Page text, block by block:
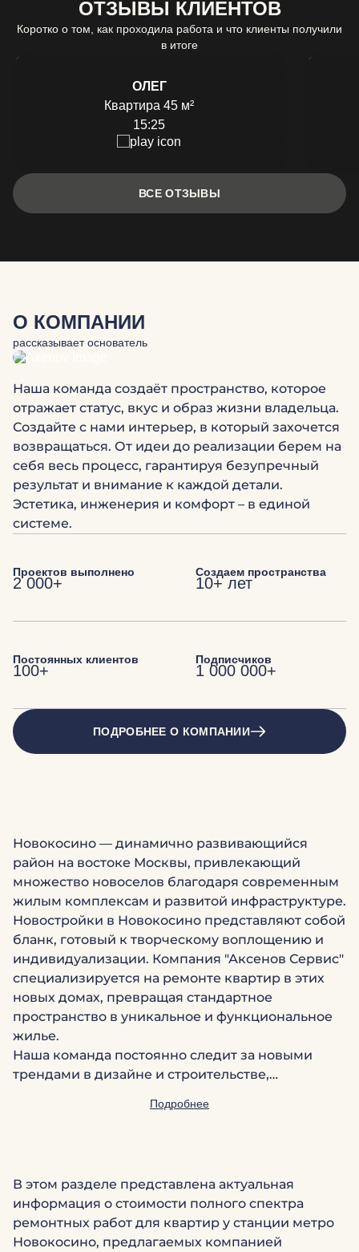
ОТЗЫВЫ КЛИЕНТОВ
Коротко о том, как проходила работа и что клиенты получили
в итоге
ОЛЕГ
Квартира 45 м²
15:25
ВСЕ ОТЗЫВЫ
О КОМПАНИИ
рассказывает основатель
Наша команда создаёт пространство, которое
отражает статус, вкус и образ жизни владельца.
Создайте с нами интерьер, в который захочется
возвращаться. От идеи до реализации берем на
себя весь процесс, гарантируя безупречный
результат и внимание к каждой детали.
Эстетика, инженерия и комфорт – в единой
системе.
Проектов выполнено
2 000+
Создаем пространства
10+ лет
Постоянных клиентов
100+
Подписчиков
1 000 000+
ПОДРОБНЕЕ О КОМПАНИИ
Новокосино — динамично развивающийся
район на востоке Москвы, привлекающий
множество новоселов благодаря современным
жилым комплексам и развитой инфраструктуре.
Новостройки в Новокосино представляют собой
бланк, готовый к творческому воплощению и
индивидуализации. Компания "Аксенов Сервис"
специализируется на ремонте квартир в этих
новых домах, превращая стандартное
пространство в уникальное и функциональное
жилье.
Наша команда постоянно следит за новыми
трендами в дизайне и строительстве,…
Подробнее
В этом разделе представлена актуальная
информация о стоимости полного спектра
ремонтных работ для квартир у станции метро
Новокосино, предлагаемых компанией